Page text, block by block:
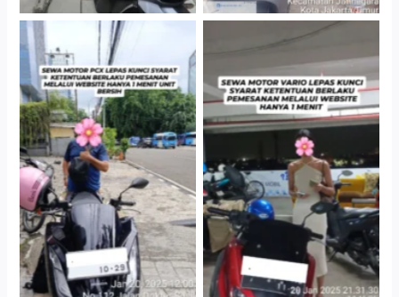
Antar Jemput Kendaraan
Cityplaza Jatinegara
Gedung Parkir P6A